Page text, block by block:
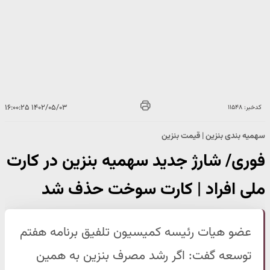
کدخبر: ۱۱۵۴۸ ۱۴۰۲/۰۵/۰۳ ۱۶:۰۰:۲۵
سهمیه بندی بنزین |‌ قیمت بنزین
فوری/ شارژ جدید سهمیه بنزین در کارت
ملی افراد | کارت سوخت حذف شد
عضو‌ هیات رئیسه کمیسیون تلفیق برنامه هفتم
توسعه گفت: اگر رشد مصرف بنزین به همین